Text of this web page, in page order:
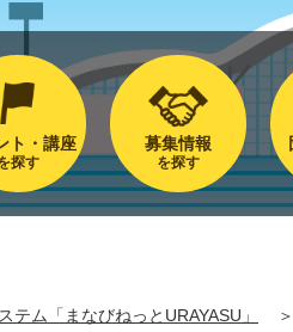
ト・講座
探す
募集情報
を探す
ム「まなびねっとURAYASU」 ＞